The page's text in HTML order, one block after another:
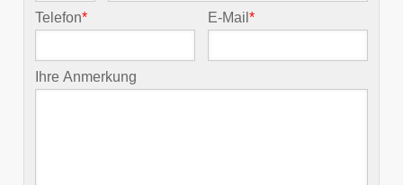
Telefon* E-Mail*
Ihre Anmerkung